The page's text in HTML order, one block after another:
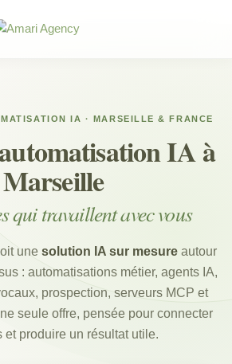
IA · MARSEILLE & FRANCE
IA à
Marseille
qui travaillent avec vous
une solution IA sur mesureautour
: automatisations métier, agents IA,
prospection, serveurs MCP et
seule offre, pensée pour connecter
et produire un résultat utile.